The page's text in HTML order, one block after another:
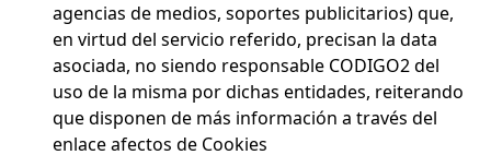
agencias de medios, soportes publicitarios) que,
en virtud del servicio referido, precisan la data
asociada, no siendo responsable CODIGO2 del
uso de la misma por dichas entidades, reiterando
que disponen de más información a través del
enlace afectos de Cookies